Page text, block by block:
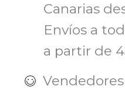
Canarias
Envíos a
a partir de